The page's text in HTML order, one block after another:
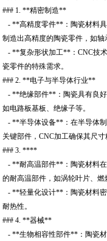
### 1. **精密制造**
- **高精度零件**：陶瓷材料
制造出高精度的陶瓷零件，如轴
- **复杂形状加工**：CNC技
瓷零件的特殊需求。
### 2. **电子与半导体行业**
- **绝缘部件**：陶瓷具有良好
如电路板基板、绝缘子等。
- **半导体设备**：在半导体
关键部件，CNC加工确保其尺寸
### 3. ****
- **耐高温部件**：陶瓷材料
的耐高温部件，如涡轮叶片、燃
- **轻量化设计**：陶瓷材料
耐热性。
### 4. **器械**
- **生物相容性部件**：陶瓷